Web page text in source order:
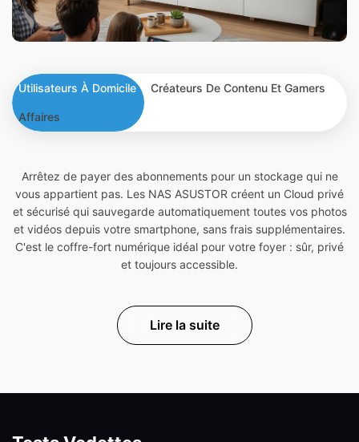
Utilisateurs À Domicile Créateurs De Contenu Et Gamers
Affaires
Arrêtez de payer des abonnements pour un stockage qui ne
vous appartient pas. Les NAS ASUSTOR créent un Cloud privé
et sécurisé qui sauvegarde automatiquement toutes vos photos
et vidéos depuis votre smartphone, sans frais supplémentaires.
C'est le coffre-fort numérique idéal pour votre foyer : sûr, privé
et toujours accessible.
Lire la suite